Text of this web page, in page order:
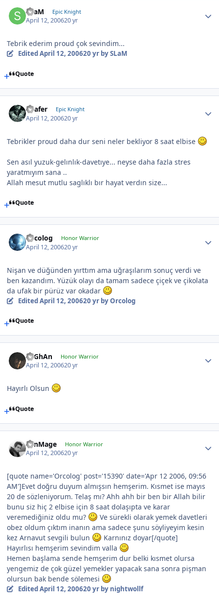
SLaM Epic Knight
April 12, 200620 yr
Tebrik ederim proud çok sevindim...
Edited April 12, 200620 yrby SLaM
Quote
Loafer Epic Knight
April 12, 200620 yr
Tebrikler proud daha dur seni neler bekliyor 8 saat elbise
Sen asıl yuzuk-gelınlık-davetıye... neyse daha fazla stres
yaratmıyım sana ..
Allah mesut mutlu saglıklı bır hayat verdın size...
Quote
Orcolog Honor Warrior
April 12, 200620 yr
Nişan ve düğünden yırttım ama uğraşılarım sonuç verdi ve
ben kazandım. Yüzük olayı da tamam sadece çiçek ve çikolata
da ufak bir pürüz var okadar
EditedApril 12, 200620 yrby Orcolog
Quote
TuGhAn Honor Warrior
April 12, 200620 yr
Hayırlı Olsun
Quote
LenMage Honor Warrior
April 12, 200620 yr
[quote name='Orcolog' post='15390' date='Apr 12 2006, 09:56
AM']Evet doğru duyum almışsın hemşerim. Kısmet ise mayıs
20 de sözleniyorum. Telaş mı? Ahh ahh bir ben bir Allah bilir
bunu siz hiç 2 elbise için 8 saat dolaşıpta ve karar
veremediğiniz oldu mu?
Ve sürekli olarak yemek davetleri
obez oldum çıktım inanın ama sadece şunu söyliyeyim kesin
kez Arnavut sevgili bulun
Karnınız doyar[/quote]
Hayırlısı hemşerim sevindim valla
Hemen başlama sende hemşerim dur belki kısmet olursa
yengemiz de çok güzel yemekler yapacak sana sonra pişman
olursun bak bende sölemesi
EditedApril 12, 200620 yrby nightwollf